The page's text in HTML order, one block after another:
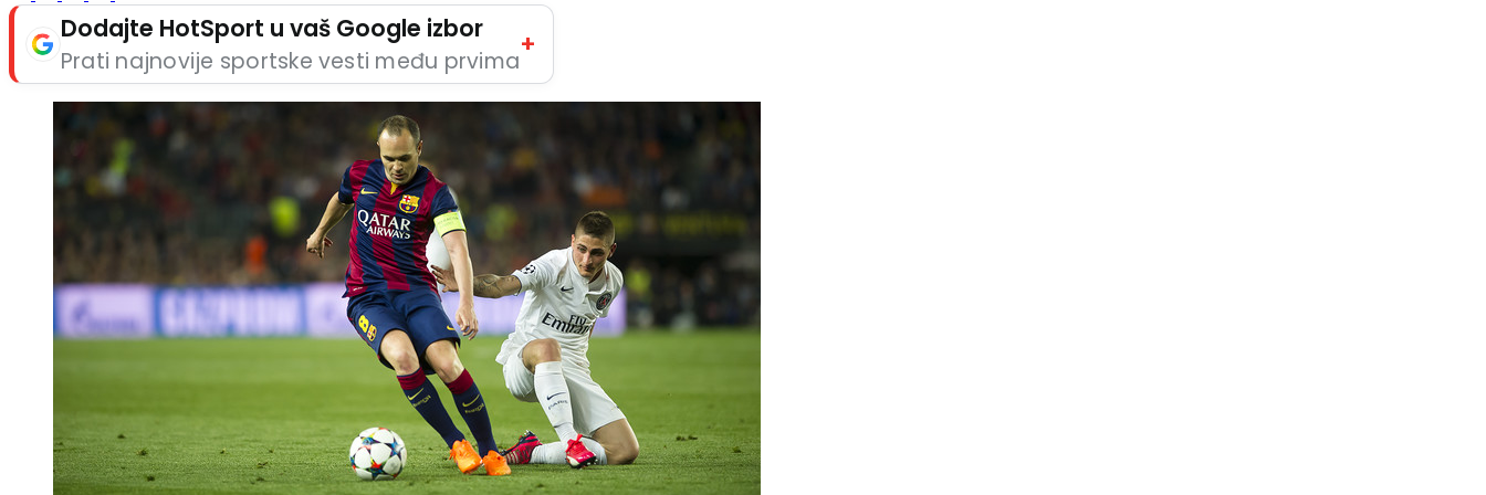
Dodajte HotSport u vaš Google izbor
Prati najnovije sportske vesti među prvima
+